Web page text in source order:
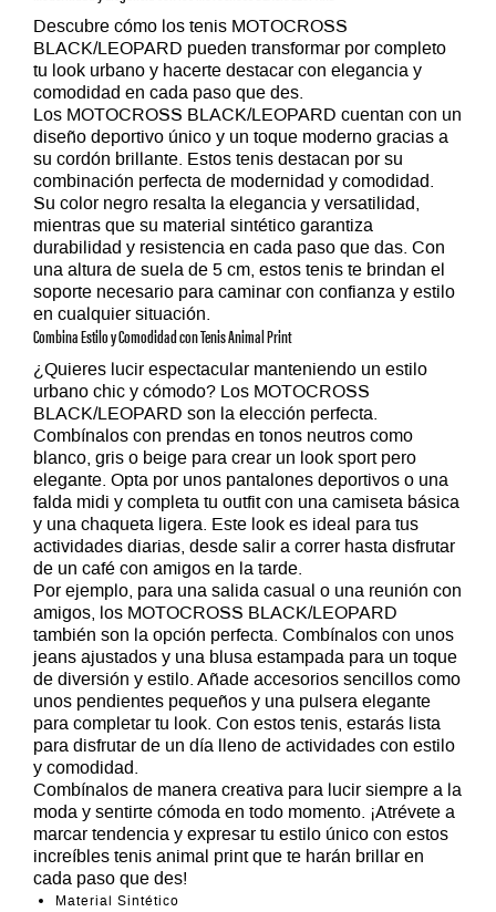
Descubre cómo los tenis MOTOCROSS
BLACK/LEOPARD pueden transformar por completo
tu look urbano y hacerte destacar con elegancia y
comodidad en cada paso que des.
Los MOTOCROSS BLACK/LEOPARD cuentan con un
diseño deportivo único y un toque moderno gracias a
su cordón brillante. Estos tenis destacan por su
combinación perfecta de modernidad y comodidad.
Su color negro resalta la elegancia y versatilidad,
mientras que su material sintético garantiza
durabilidad y resistencia en cada paso que das. Con
una altura de suela de 5 cm, estos tenis te brindan el
soporte necesario para caminar con confianza y estilo
en cualquier situación.
Combina Estilo y Comodidad con Tenis Animal Print
¿Quieres lucir espectacular manteniendo un estilo
urbano chic y cómodo? Los MOTOCROSS
BLACK/LEOPARD son la elección perfecta.
Combínalos con prendas en tonos neutros como
blanco, gris o beige para crear un look sport pero
elegante. Opta por unos pantalones deportivos o una
falda midi y completa tu outfit con una camiseta básica
y una chaqueta ligera. Este look es ideal para tus
actividades diarias, desde salir a correr hasta disfrutar
de un café con amigos en la tarde.
Por ejemplo, para una salida casual o una reunión con
amigos, los MOTOCROSS BLACK/LEOPARD
también son la opción perfecta. Combínalos con unos
jeans ajustados y una blusa estampada para un toque
de diversión y estilo. Añade accesorios sencillos como
unos pendientes pequeños y una pulsera elegante
para completar tu look. Con estos tenis, estarás lista
para disfrutar de un día lleno de actividades con estilo
y comodidad.
Combínalos de manera creativa para lucir siempre a la
moda y sentirte cómoda en todo momento. ¡Atrévete a
marcar tendencia y expresar tu estilo único con estos
increíbles tenis animal print que te harán brillar en
cada paso que des!
Material Sintético